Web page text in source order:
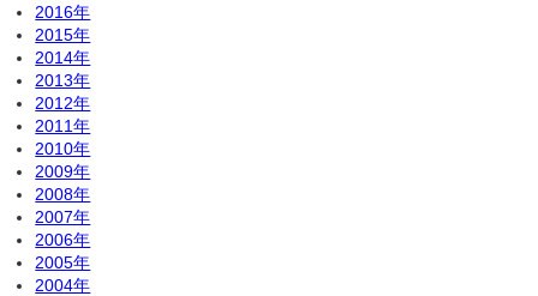
2016年
2015年
2014年
2013年
2012年
2011年
2010年
2009年
2008年
2007年
2006年
2005年
2004年